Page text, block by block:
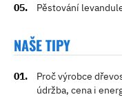
Pěstování
NAŠE TIPY
Proč výrobce
údržba, cena i